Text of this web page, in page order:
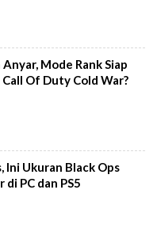
Mode Rank Siap
Of Duty Cold War?
Ini Ukuran Black Ops
di PC dan PS5